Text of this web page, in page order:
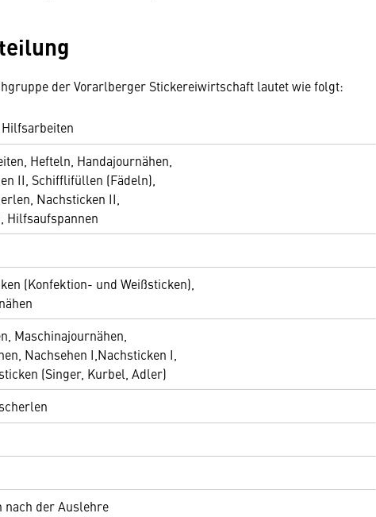
der Vorarlberger Stickereiwirtschaft lautet wie folgt:
Hefteln, Handajournähen,
II, Schifflifüllen (Fädeln),
Nachsticken II,
Hilfsaufspannen
(Konfektion- und Weißsticken),
Maschinajournähen,
Nachsehen I,Nachsticken I,
(Singer, Kurbel, Adler)
nach der Auslehre